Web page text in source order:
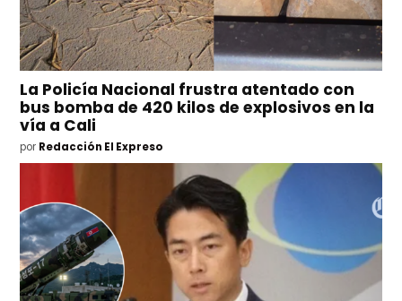
La Policía Nacional frustra atentado con
bus bomba de 420 kilos de explosivos en la
vía a Cali
por Redacción El Expreso